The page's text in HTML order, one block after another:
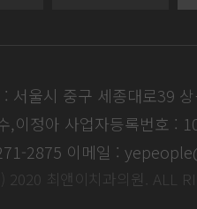
서울시 중구 세종대로39
,이정아 사업자등록번호 :
2875 이메일 :
2020 최앤이치과의원. ALL